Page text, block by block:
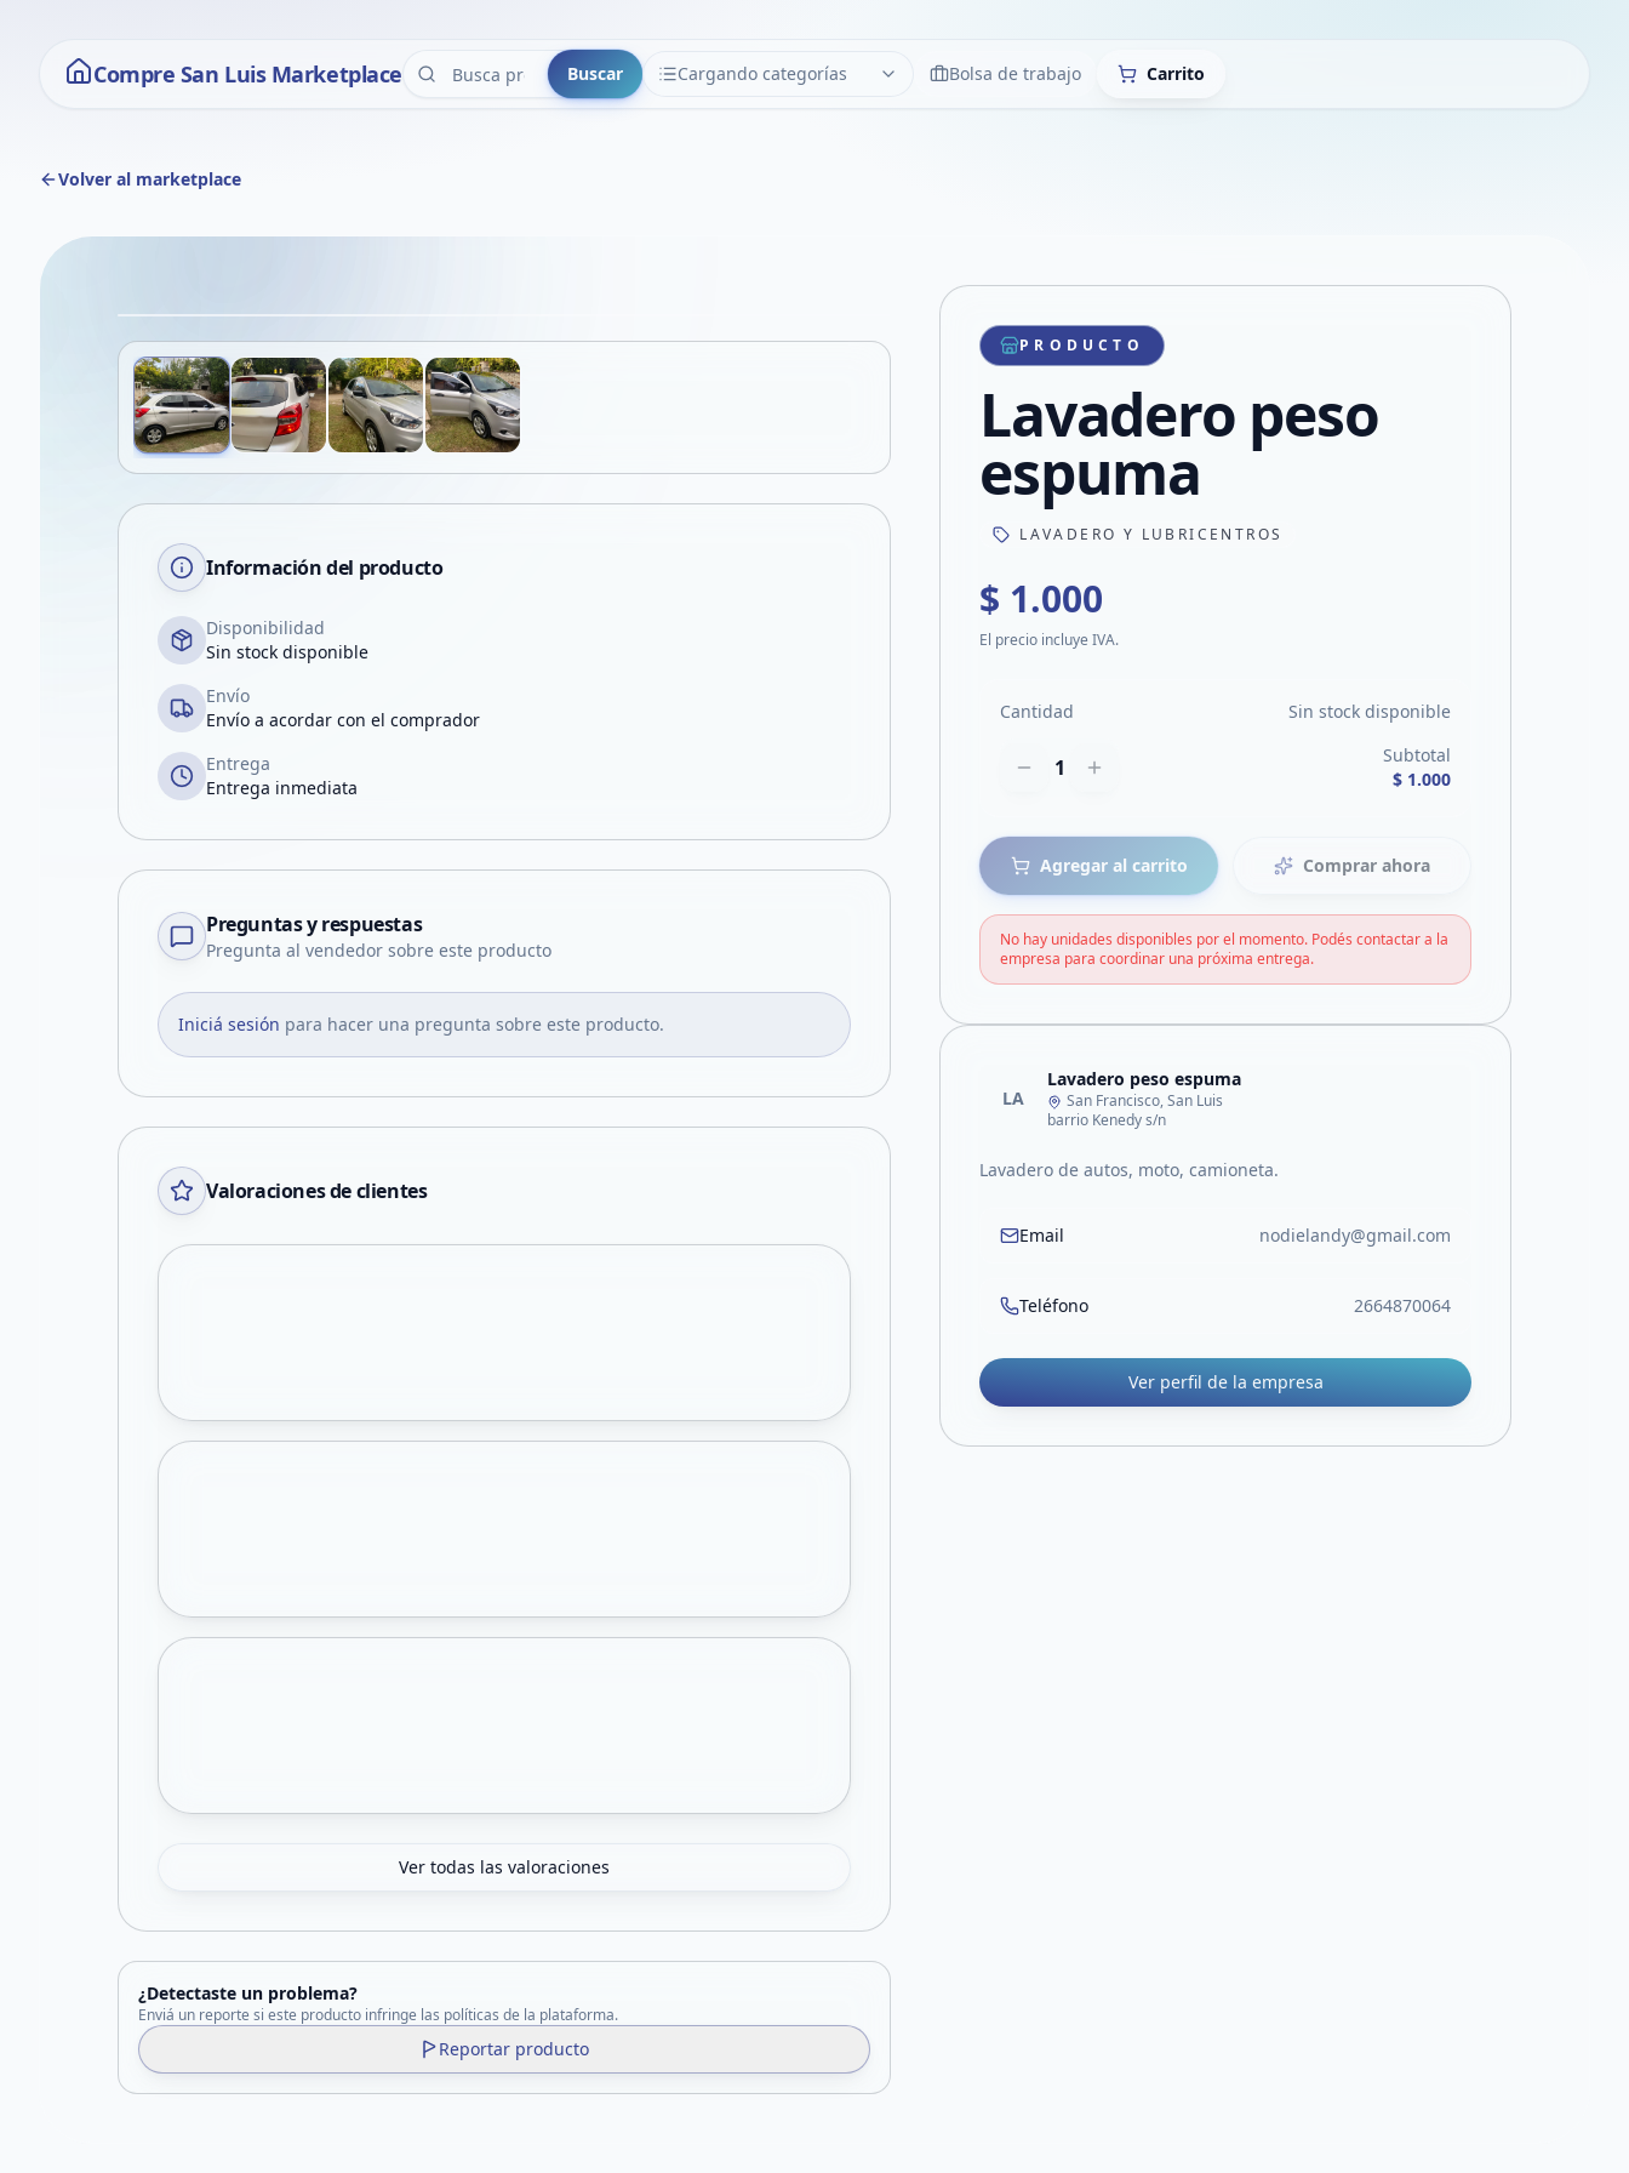
Compre San Luis Marketplace Buscar Cargando categorías
CATEGORÍAS LimpiarBolsa de trabajo Carrito
Volver al marketplace
Compartir producto
Compartir por WhatsApp
Compartir por mail
Compartir en Facebook
Compartir en X
Información del producto
Disponibilidad
Sin stock disponible
Envío
Envío a acordar con el comprador
Entrega
Entrega inmediata
Preguntas y respuestas
Pregunta al vendedor sobre este producto
Iniciá sesión para hacer una pregunta sobre este producto.
Valoraciones de clientes
Ver todas las valoraciones
¿Detectaste un problema?
Enviá un reporte si este producto infringe las políticas de la plataforma.
Reportar producto
PRODUCTO
Lavadero peso
espuma
LAVADERO Y LUBRICENTROS
$ 1.000
El precio incluye IVA.
Cantidad Sin stock disponible
1
Subtotal
$ 1.000
Agregar al carrito Comprar ahora
No hay unidades disponibles por el momento. Podés contactar a la
empresa para coordinar una próxima entrega.
LA
Lavadero peso espuma
San Francisco, San Luis
barrio Kenedy s/n
Lavadero de autos, moto, camioneta.
Email nodielandy@gmail.com
Teléfono 2664870064
Ver perfil de la empresa